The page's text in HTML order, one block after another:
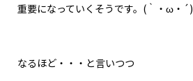
重要になっていくそうです。(｀・ω・´)
なるほど・・・と言いつつ